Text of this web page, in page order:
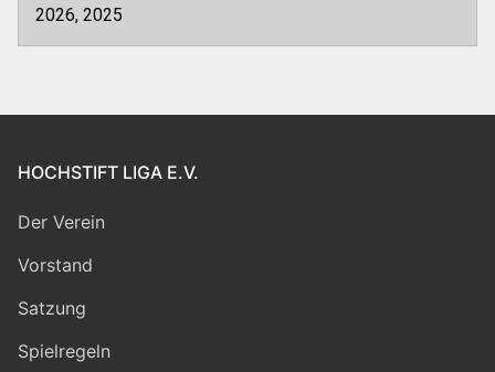
2026, 2025
HOCHSTIFT LIGA E.V.
Der Verein
Vorstand
Satzung
Spielregeln